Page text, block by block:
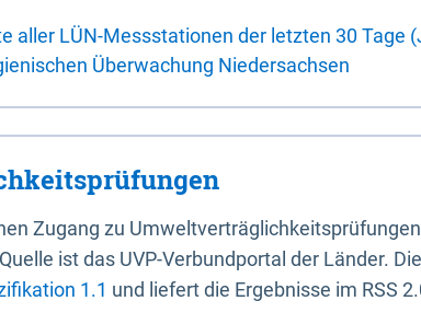
aller LÜN-Messstationen der letzten 30 Tage
Überwachung Niedersachsen
Zugang zu
ist das UVP-Verbundportal der Länder.
1.1 und liefert die Ergebnisse im RSS